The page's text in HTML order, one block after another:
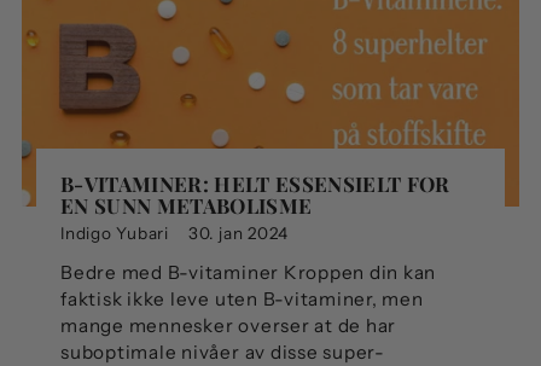
B-VITAMINER: HELT ESSENSIELT FOR
EN SUNN METABOLISME
Indigo Yubari 30. jan 2024
Bedre med B-vitaminer Kroppen din kan
faktisk ikke leve uten B-vitaminer, men
mange mennesker overser at de har
suboptimale nivåer av disse super-